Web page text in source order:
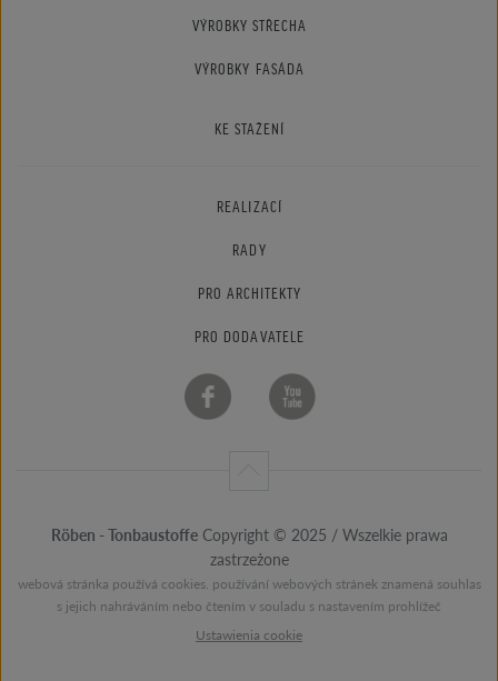
VÝROBKY STŘECHA
VÝROBKY FASÁDA
KE STAŽENÍ
REALIZACÍ
RADY
PRO ARCHITEKTY
PRO DODAVATELE
Röben - TonbaustoffeCopyright © 2025 / Wszelkie prawa
zastrzeżone
webová stránka používá cookies. používání webových stránek znamená souhlas
s jejich nahráváním nebo čtením v souladu s nastavením prohlížeč
Ustawienia cookie